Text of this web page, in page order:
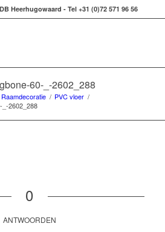
Heerhugowaard - Tel +31 (0)72 571 96 56
60-_-2602_288
Raamdecoratie / PVC vloer /
_-2602_288
0
ANTWOORDEN